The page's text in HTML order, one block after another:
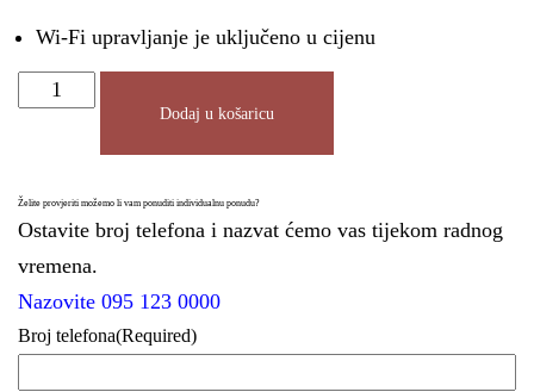
Wi-Fi upravljanje je uključeno u cijenu
Dodaj u košaricu
Želite provjeriti možemo li vam ponuditi individualnu ponudu?
Ostavite broj telefona i nazvat ćemo vas tijekom radnog
vremena.
Nazovite 095 123 0000
Broj telefona(Required)